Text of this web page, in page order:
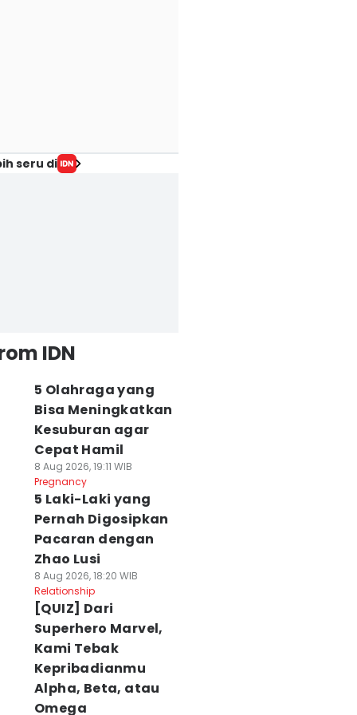
seru di
IDN
5 Olahraga yang
Bisa Meningkatkan
Kesuburan agar
Cepat Hamil
8 Aug 2026, 19:11 WIB
Pregnancy
5 Laki-Laki yang
Pernah Digosipkan
Pacaran dengan
Zhao Lusi
8 Aug 2026, 18:20 WIB
Relationship
[QUIZ] Dari
Superhero Marvel,
Kami Tebak
Kepribadianmu
Alpha, Beta, atau
Omega